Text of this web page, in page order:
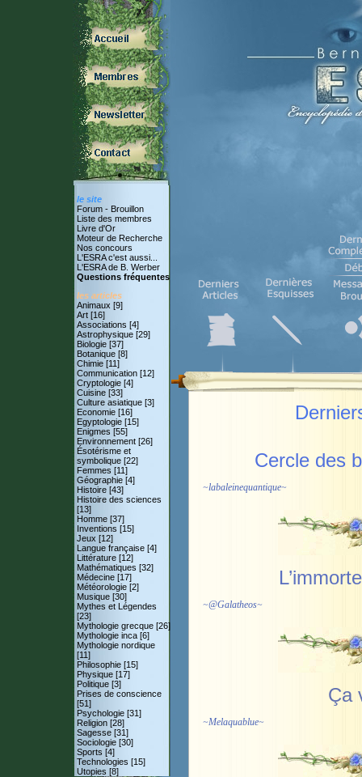
le site
Forum - Brouillon
Liste des membres
Livre d'Or
Moteur de Recherche
Nos concours
L'ESRA c'est aussi...
L'ESRA de B. Werber
Questions fréquentes
les articles
Animaux [9]
Art [16]
Associations [4]
Astrophysique [29]
Biologie [37]
Botanique [8]
Chimie [11]
Communication [12]
Cryptologie [4]
Cuisine [33]
Culture asiatique [3]
Economie [16]
Egyptologie [15]
Enigmes [55]
Environnement [26]
Ésotérisme et
symbolique [22]
Femmes [11]
Géographie [4]
Histoire [43]
Histoire des sciences
[13]
Homme [37]
Inventions [15]
Jeux [12]
Langue française [4]
Littérature [12]
Mathématiques [32]
Médecine [17]
Météorologie [2]
Musique [30]
Mythes et Légendes
[23]
Mythologie grecque [26]
Mythologie inca [6]
Mythologie nordique
[11]
Philosophie [15]
Physique [17]
Politique [3]
Prises de conscience
[51]
Psychologie [31]
Religion [28]
Sagesse [31]
Sociologie [30]
Sports [4]
Technologies [15]
Utopies [8]
Cercle des
~labaleinequantique~
~@Galatheos~
Ça
~Melaquablue~